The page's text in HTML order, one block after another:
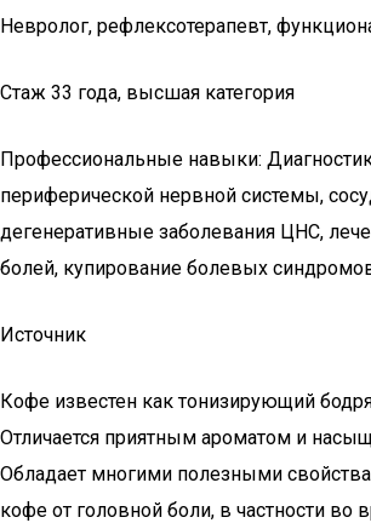
Невролог, рефлексотерапевт,
Стаж 33 года, высшая категория
Профессиональные навыки:
периферической нервной системы,
дегенеративные заболевания ЦНС,
болей, купирование болевых
Источник
Кофе известен как тонизирующий
Отличается приятным ароматом и
Обладает многими полезными
кофе от головной боли, в частности во